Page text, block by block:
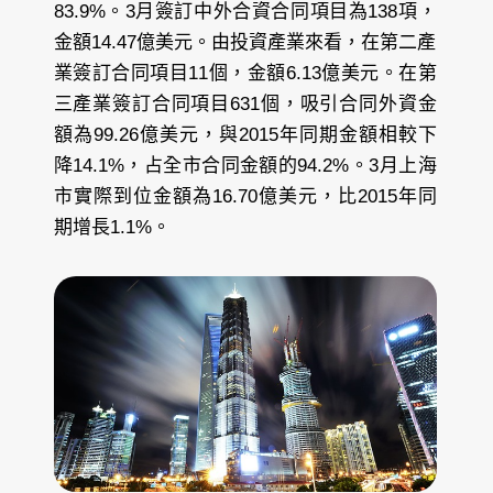
83.9%。3月簽訂中外合資合同項目為138項，
金額14.47億美元。由投資產業來看，在第二產
業簽訂合同項目11個，金額6.13億美元。在第
三產業簽訂合同項目631個，吸引合同外資金
額為99.26億美元，與2015年同期金額相較下
降14.1%，占全市合同金額的94.2%。3月上海
市實際到位金額為16.70億美元，比2015年同
期增長1.1%。